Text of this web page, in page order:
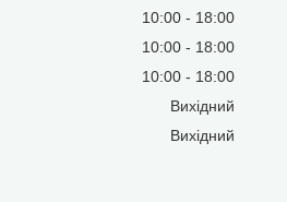
10:00
18:00
10:00
18:00
10:00
18:00
Вихідний
Вихідний